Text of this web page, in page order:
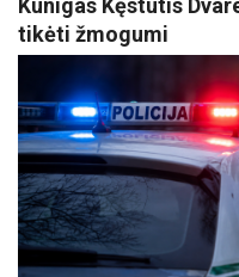
Kunigas Kęstutis
tikėti žmogumi